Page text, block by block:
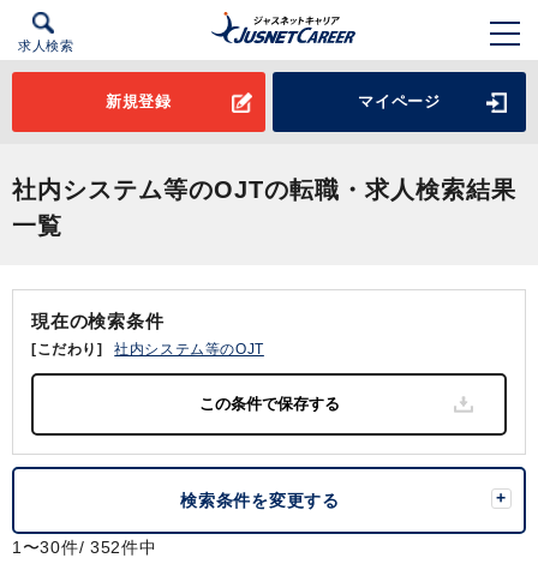
求人検索
新規登録 マイページ
社内システム等のOJTの転職・求人検索結果
一覧
現在の検索条件
[こだわり] 社内システム等のOJT
検索条件を変更する
1〜30件/ 352件中